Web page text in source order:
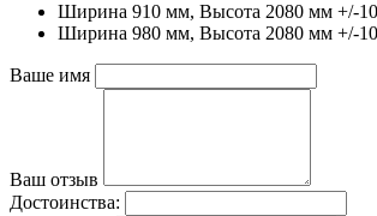
Ширина 910 мм, Высота 2080 мм +/-
Ширина 980 мм, Высота 2080 мм +/-
Ваше имя
Ваш отзыв
Достоинства: